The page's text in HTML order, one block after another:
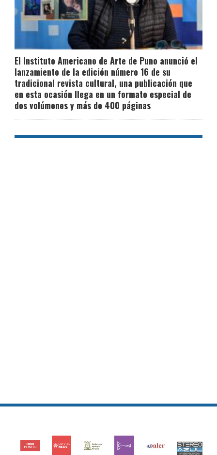
El Instituto Americano de Arte de Puno anunció el
lanzamiento de la edición número 16 de su
tradicional revista cultural, una publicación que
en esta ocasión llega en un formato especial de
dos volúmenes y más de 400 páginas